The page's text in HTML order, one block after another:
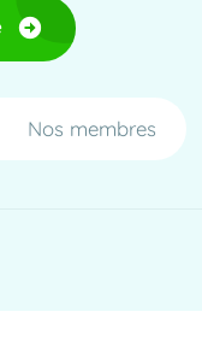
Nos membres